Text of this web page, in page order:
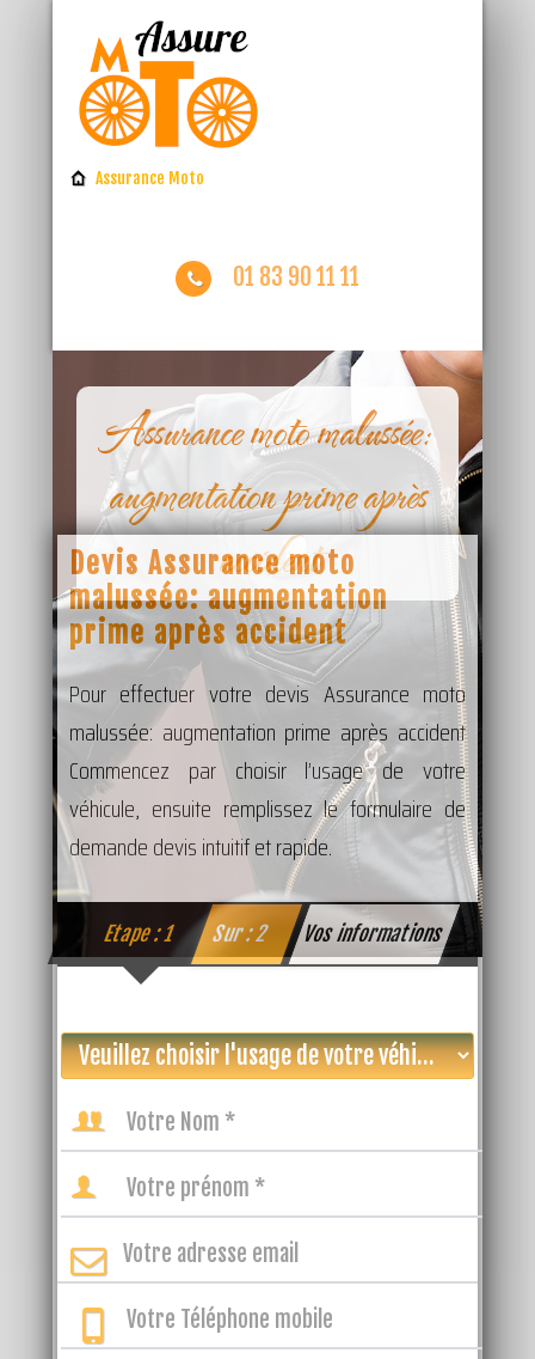
Assurance Moto
01 83 90 11 11
Assurance moto malussée:
augmentation prime après
accident
Devis Assurance moto
malussée: augmentation
prime après accident
Pour effectuer votre devis Assurance moto
malussée: augmentation prime après accident
Commencez par choisir l’usage de votre
véhicule, ensuite remplissez le formulaire de
demande devis intuitif et rapide.
Etape : 1 Sur : 2 Vos informations